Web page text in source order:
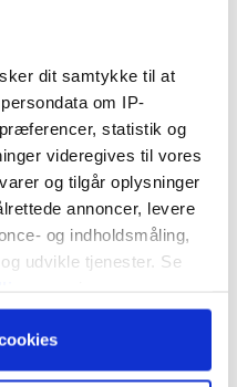
dit samtykke til at
om IP-
statistik og
videregives til vores
og tilgår oplysninger
annoncer, levere
og indholdsmåling,
udvikle tjenester. Se
trække dit samtykke
vores
trykke på "Privacy
i sigtekornet.
går uden om
deres
Det
det står til de to
af